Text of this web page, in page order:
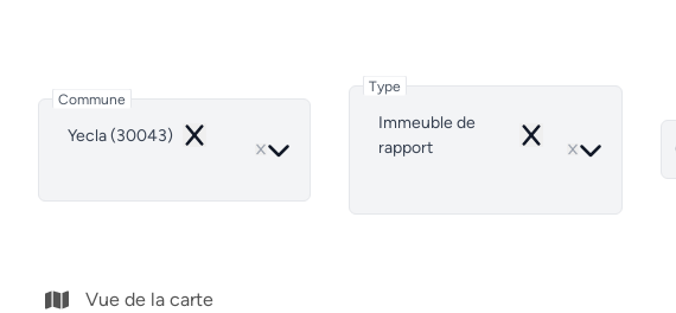
Commune
Yecla (30043)
Remove
Type
Immeuble de
rapport
Remove
Vue de la carte